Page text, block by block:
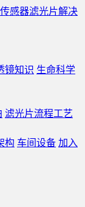
感器滤光片解决
镜知识 生命科学
滤光片流程工艺
构 车间设备 加入